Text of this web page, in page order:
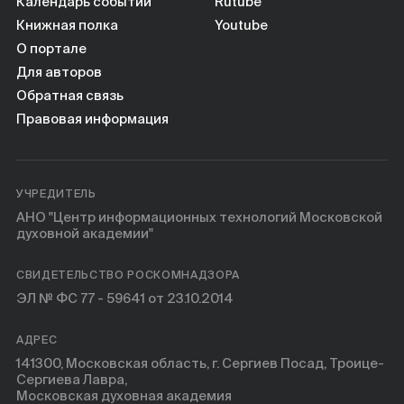
Книжная полка
О портале
Для авторов
Обратная связь
Правовая информация
Youtube
УЧРЕДИТЕЛЬ
АНО "Центр информационных технологий Московской
духовной академии"
СВИДЕТЕЛЬСТВО РОСКОМНАДЗОРА
ЭЛ № ФС 77 - 59641 от 23.10.2014
АДРЕС
141300, Московская область, г. Сергиев Посад, Троице-
Сергиева Лавра,
Московская духовная академия